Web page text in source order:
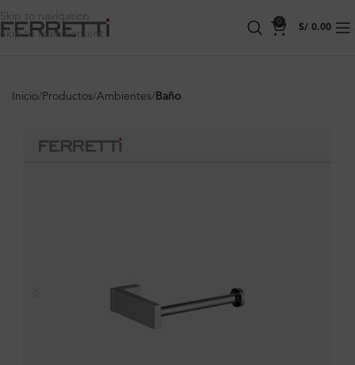
Skip to navigation
Skip to main content
0
S/ 0.00
Inicio Productos Ambientes Baño